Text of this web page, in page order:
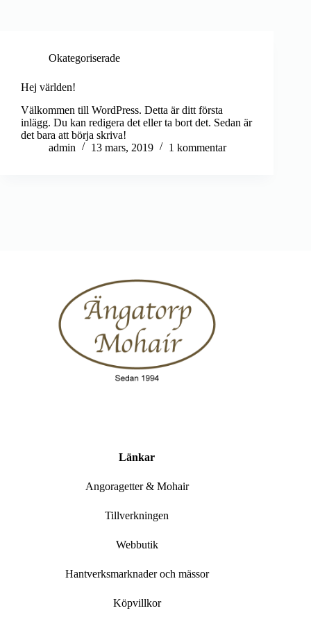
Okategoriserade
Hej världen!
Välkommen till WordPress. Detta är ditt första
inlägg. Du kan redigera det eller ta bort det. Sedan är
det bara att börja skriva!
admin
13 mars, 2019 1 kommentar
Länkar
Angoragetter & Mohair
Tillverkningen
Webbutik
Hantverksmarknader och mässor
Köpvillkor